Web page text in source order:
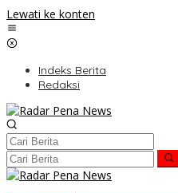
Lewati ke konten
Indeks Berita
Redaksi